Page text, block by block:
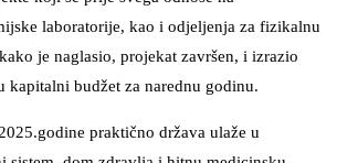
laboratorije, kao i odjeljenja za fizikalnu
je naglasio, projekat završen, i izrazio
kapitalni budžet za narednu godinu.
praktično država ulaže u